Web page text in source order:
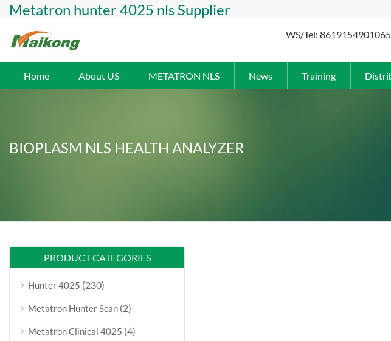
Metatron hunter 4025 nls Supplier
WS/Tel:
Home About US METATRON NLS News Training
BIOPLASM NLS HEALTH ANALYZER
PRODUCT CATEGORIES
Hunter 4025 (230)
Metatron Hunter Scan (2)
Metatron Clinical 4025 (4)